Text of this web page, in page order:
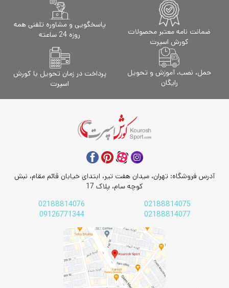
ضمانت نامه معتبر محصولات
کورش اسپرت
پاسخگویی و مشاوره تلفنی همه
روزه 24 ساعته
حمل، نصب، آموزش و تحویل
رایگان
پرداخت در زمان تحویل با کورش
اسپرت
آدرس فروشگاه: تهران، میدان هفت تیر، ابتدای خیابان قائم مقام، نبش
کوچه سام، پلاک 17
02188814075
02188814076
02188814077
09126771344